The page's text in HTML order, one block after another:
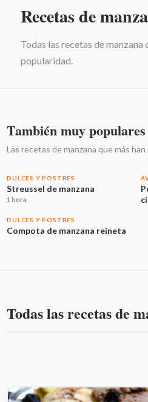
Recetas de
Todas las recetas de
popularidad.
También muy populares
Las recetas de manzana que más
DULCES Y POSTRES
Streussel de manzana
1 hora
DULCES Y POSTRES
Compota de manzana reineta
Todas las recetas de